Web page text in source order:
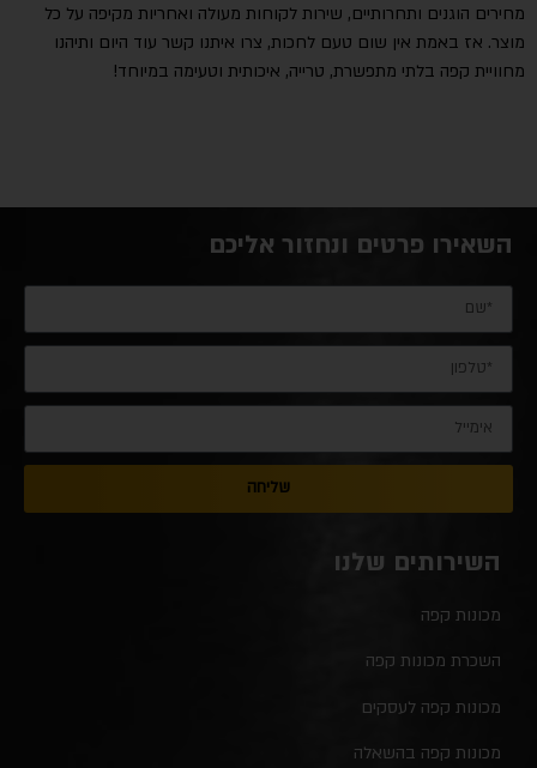
מחירים הוגנים ותחרותיים, שירות לקוחות מעולה ואחריות מקיפה על כל
מוצר. אז באמת אין שום טעם לחכות, צרו איתנו קשר עוד היום ותיהנו
מחוויית קפה בלתי מתפשרת, טרייה, איכותית וטעימה במיוחד!
השאירו פרטים ונחזור אליכם
שליחה
השירותים שלנו
מכונות קפה
השכרת מכונות קפה
מכונות קפה לעסקים
מכונות קפה בהשאלה